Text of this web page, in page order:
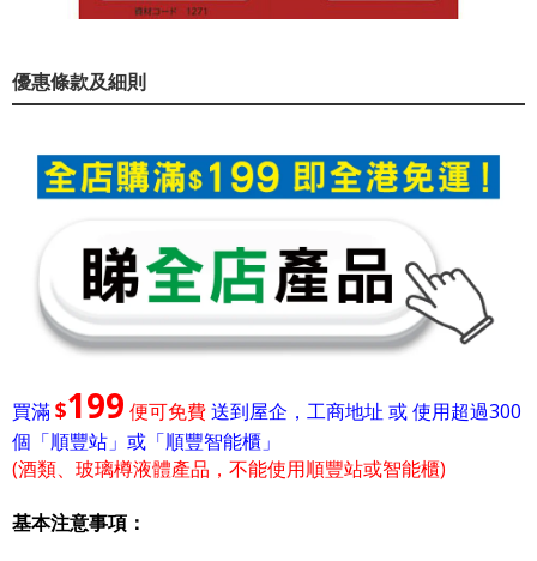
優惠條款及細則
買滿$199 便可免費送到屋企，工商地址 或 使用超過300
個「順豐站」或「順豐智能櫃」
(酒類、玻璃樽液體產品，不能使用順豐站或智能櫃)
基本注意事項：